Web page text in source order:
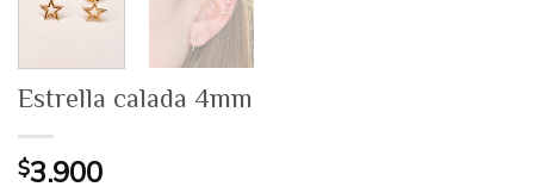
Estrella calada 4mm
$3.900